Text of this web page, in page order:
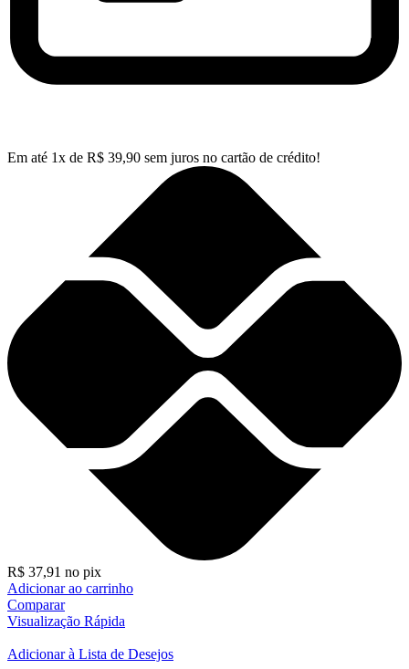
Em até 1x de R$ 39,90 sem juros no cartão de crédito!
R$ 37,91 no pix
Adicionar ao carrinho
Comparar
Visualização Rápida
Adicionar à Lista de Desejos